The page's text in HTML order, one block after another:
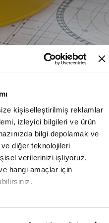
kişiselleştirilmiş reklamlar
izleyici bilgileri ve ürün
bilgi depolamak ve
diğer teknolojileri
verilerinizi işliyoruz.
hangi amaçlar için
Mudanya’da, kurulduğu
vermeyi sürdürdüğü
anlamıyla güvenli,
ortamı yaratmak
bu konuda